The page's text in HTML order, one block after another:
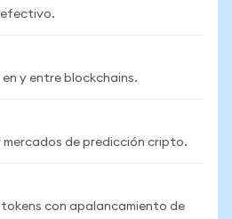
efectivo.
en y entre blockchains.
mercados de predicción cripto.
con apalancamiento de